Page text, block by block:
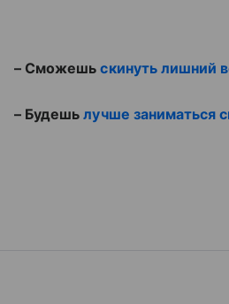
– Сможешьскинуть лишний
– Будешьлучше заниматься